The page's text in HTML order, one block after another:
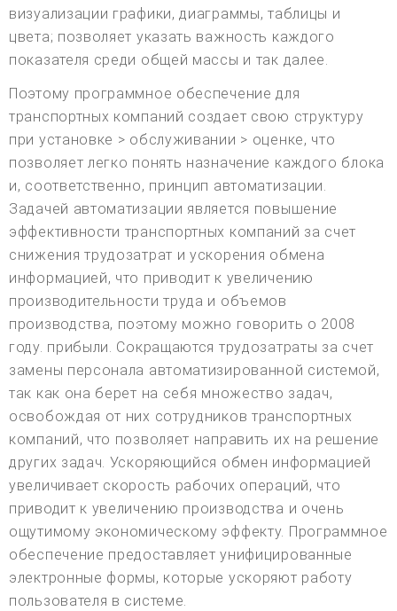
визуализации графики, диаграммы, таблицы и
цвета; позволяет указать важность каждого
показателя среди общей массы и так далее.
Поэтому программное обеспечение для
транспортных компаний создает свою структуру
при установке > обслуживании > оценке, что
позволяет легко понять назначение каждого блока
и, соответственно, принцип автоматизации.
Задачей автоматизации является повышение
эффективности транспортных компаний за счет
снижения трудозатрат и ускорения обмена
информацией, что приводит к увеличению
производительности труда и объемов
производства, поэтому можно говорить о 2008
году. прибыли. Сокращаются трудозатраты за счет
замены персонала автоматизированной системой,
так как она берет на себя множество задач,
освобождая от них сотрудников транспортных
компаний, что позволяет направить их на решение
других задач. Ускоряющийся обмен информацией
увеличивает скорость рабочих операций, что
приводит к увеличению производства и очень
ощутимому экономическому эффекту. Программное
обеспечение предоставляет унифицированные
электронные формы, которые ускоряют работу
пользователя в системе.